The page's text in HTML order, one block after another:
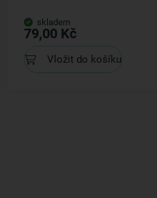
skladem
79,00 Kč
Vložit do košíku